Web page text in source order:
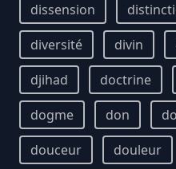
dissension
diversité
divin
djihad
doctrine
dogme
don
douceur
douleur